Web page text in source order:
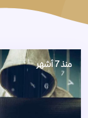
منذ 7 أشهر